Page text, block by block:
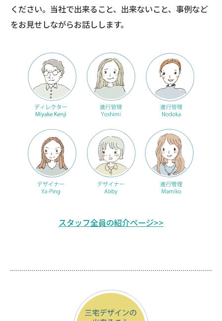
ください。 当社で出来ること、出来ないこと、事例など
をお見せしながらお話しします。
スタッフ全員の紹介ページ>>